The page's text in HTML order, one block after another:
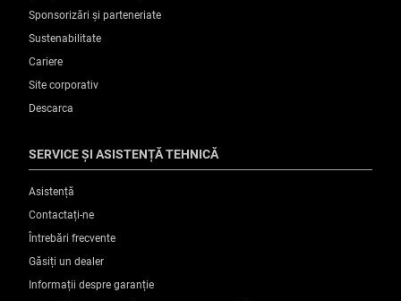
Sponsorizări și parteneriate
Sustenabilitate
Cariere
Site corporativ
Descarca
SERVICE ȘI ASISTENȚĂ TEHNICĂ
Asistență
Contactați-ne
Întrebări frecvente
Găsiți un dealer
Informații despre garanție